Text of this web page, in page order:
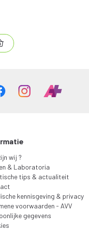
wij ?
& Laboratoria
tips & actualiteit
kennisgeving & privacy
voorwaarden - AVV
gegevens